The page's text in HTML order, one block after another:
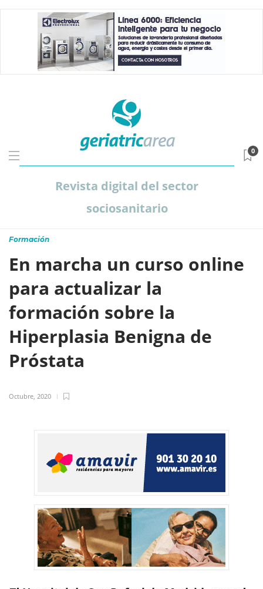
Revista digital del sector
sociosanitario
0
Formación
En marcha un curso online
para actualizar la
formación sobre la
Hiperplasia Benigna de
Próstata
Octubre, 2020